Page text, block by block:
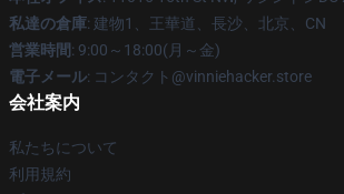
私達の倉庫: 建物1、王華道、長沙、北京、CN
営業時間: 9:00～18:00(月～金)
電子メール: コンタクト@vinniehacker.store
会社案内
私たちについて
利用規約